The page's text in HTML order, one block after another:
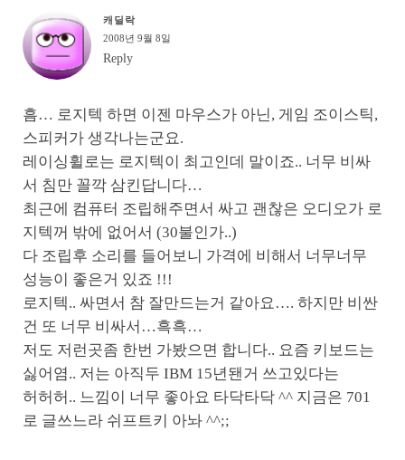
캐딜락
2008년 9월 8일
Reply
흠… 로지텍 하면 이젠 마우스가 아닌, 게임 조이스틱,
스피커가 생각나는군요.
레이싱휠로는 로지텍이 최고인데 말이죠.. 너무 비싸
서 침만 꼴깍 삼킨답니다…
최근에 컴퓨터 조립해주면서 싸고 괜찮은 오디오가 로
지텍꺼 밖에 없어서 (30불인가..)
다 조립후 소리를 들어보니 가격에 비해서 너무너무
성능이 좋은거 있죠 !!!
로지텍.. 싸면서 참 잘만드는거 같아요…. 하지만 비싼
건 또 너무 비싸서…흑흑…
저도 저런곳좀 한번 가봤으면 합니다.. 요즘 키보드는
싫어염.. 저는 아직두 IBM 15년됀거 쓰고있다는
허허허.. 느낌이 너무 좋아요 타닥타닥 ^^ 지금은 701
로 글쓰느라 쉬프트키 아놔 ^^;;